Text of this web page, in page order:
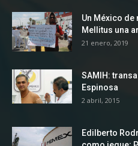
Un México de
Mellitus una
21 enero, 2019
SAMIH:
Espinosa
2 abril, 2015
Edilberto